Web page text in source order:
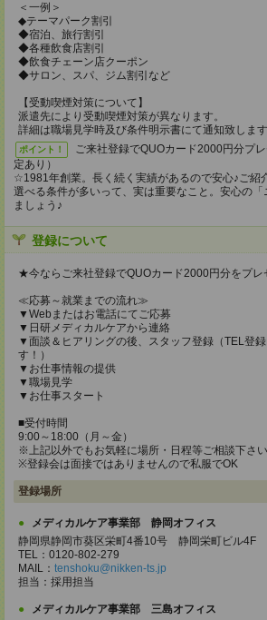
＜一例＞
◆テーマパーク割引
◆宿泊、旅行割引
◆各種飲食店割引
◆飲食チェーン店クーポン
◆サロン、スパ、ジム割引など
【受動喫煙対策について】
派遣先により受動喫煙対策が異なります。
詳細は職場見学時及び条件明示書にて通知致します
ポイント！
ご来社登録でQUOカード2000円分プ
定あり）
☆1981年創業。長く続く実績があるので安心♪ご紹
選べる条件が多いって、実は重要なこと。安心の「
ましょう♪
登録について
★今ならご来社登録でQUOカード2000円分をプ
≪応募～就業までの流れ≫
▼Webまたはお電話にてご応募
▼日研メディカルケアから連絡
▼面談＆ヒアリングの後、スタッフ登録（TEL登
す！）
▼お仕事情報の提供
▼職場見学
▼お仕事スタート
■受付時間
9:00～18:00（月～金）
※上記以外でもお気軽に場所・日程等ご相談下さい
※登録会は面接ではありませんので私服でOK
登録場所
メディカルケア事業部 静岡オフィス
静岡県静岡市葵区栄町4番10号 静岡栄町ビル4F
TEL：0120-802-279
MAIL： tenshoku@nikken-ts.jp
担当：採用担当
メディカルケア事業部 三島オフィス